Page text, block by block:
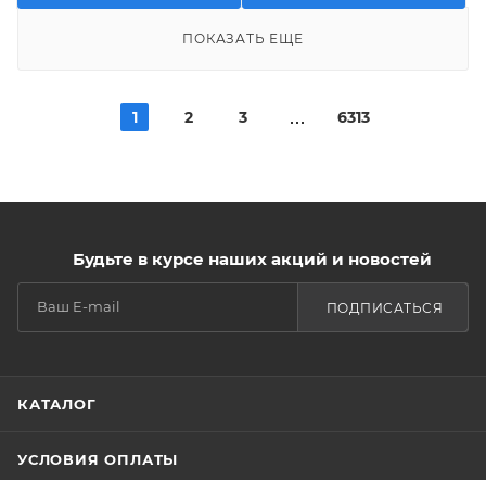
ПОКАЗАТЬ ЕЩЕ
1 2 3 6313
Будьте в курсе наших акций и новостей
ПОДПИСАТЬСЯ
КАТАЛОГ
УСЛОВИЯ ОПЛАТЫ